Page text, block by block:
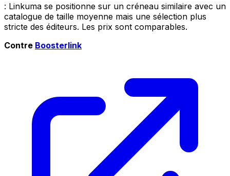
: Linkuma se positionne sur un créneau similaire avec un
catalogue de taille moyenne mais une sélection plus
stricte des éditeurs. Les prix sont comparables.
Contre Boosterlink